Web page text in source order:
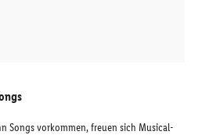
Songs vorkommen, freuen sich Musical-